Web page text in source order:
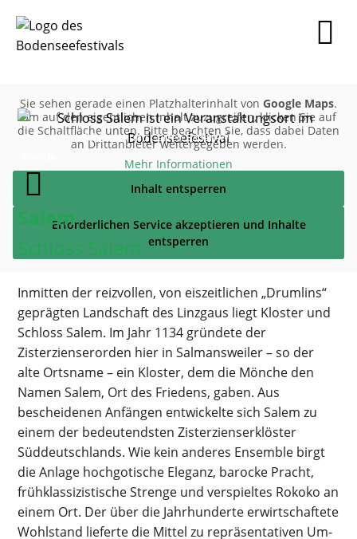
Sie sehen gerade einen Platzhalterinhalt von Google Maps.
Um auf den eigentlichen Inhalt zuzugreifen, klicken Sie auf
die Schaltfläche unten. Bitte beachten Sie, dass dabei Daten
an Drittanbieter weitergegeben werden.
Mehr Informationen
Inhalt entsperren
Erforderlichen Service akzeptieren und Inhalte
entsperren
© Staatliche Schlösser und Gärten Baden-Württemberg, Achim
Salem
Schloss Salem
Inmitten der reizvollen, von eiszeitlichen „Drumlins“
geprägten Landschaft des Linzgaus liegt Kloster und
Schloss Salem. Im Jahr 1134 gründete der
Zisterzienserorden hier in Salmansweiler – so der
alte Ortsname – ein Kloster, dem die Mönche den
Namen Salem, Ort des Friedens, gaben. Aus
bescheidenen Anfängen entwickelte sich Salem zu
einem der bedeutendsten Zisterzienserklöster
Süddeutschlands. Wie kein anderes Ensemble birgt
die Anlage hochgotische Eleganz, barocke Pracht,
frühklassizistische Strenge und verspieltes Rokoko an
einem Ort. Der über die Jahrhunderte erwirtschaftete
Wohlstand lieferte die Mittel zu repräsentativen Um-